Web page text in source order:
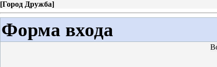
[Город Дружба]
Форма входа